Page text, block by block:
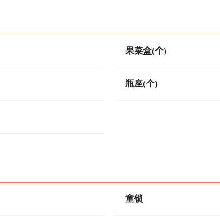
果菜盒(个)
瓶座(个)
童锁